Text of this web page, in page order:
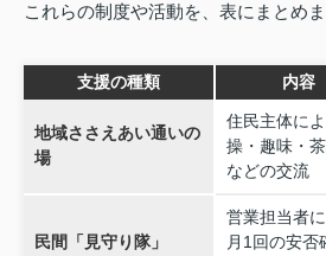
これらの制度や活動を、表にまとめま
支援の種類 内容
地域ささえあい通いの
場
住民主体に
操・趣味・
などの交流
民間「見守り隊」
営業担当者
月1回の安否